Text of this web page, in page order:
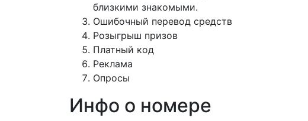
близкими знакомыми.
Ошибочный перевод средств
Розыгрыш призов
Платный код
Реклама
Опросы
Инфо о номере